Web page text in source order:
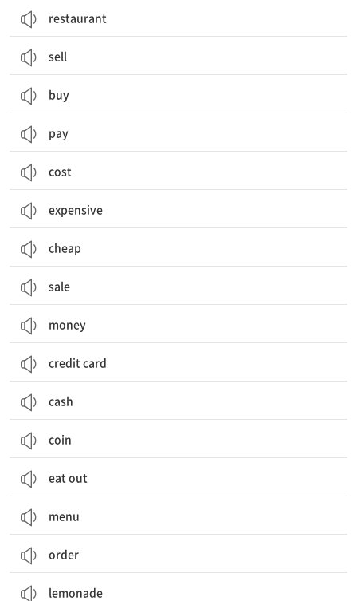
restaurant
sell
buy
pay
cost
expensive
cheap
sale
money
credit card
cash
coin
eat out
menu
order
lemonade